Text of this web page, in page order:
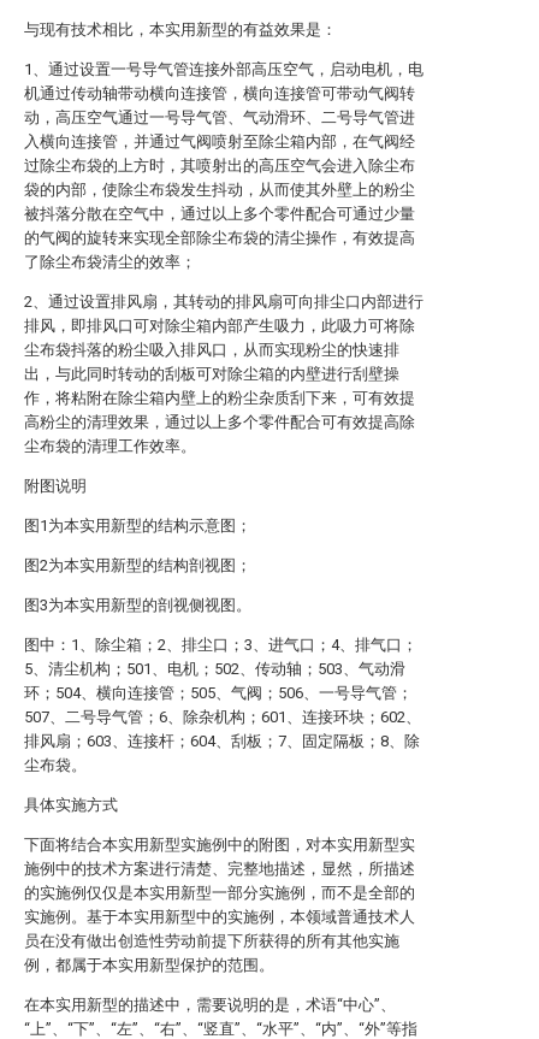
与现有技术相比，本实用新型的有益效果是：
1、通过设置一号导气管连接外部高压空气，启动电机，电
机通过传动轴带动横向连接管，横向连接管可带动气阀转
动，高压空气通过一号导气管、气动滑环、二号导气管进
入横向连接管，并通过气阀喷射至除尘箱内部，在气阀经
过除尘布袋的上方时，其喷射出的高压空气会进入除尘布
袋的内部，使除尘布袋发生抖动，从而使其外壁上的粉尘
被抖落分散在空气中，通过以上多个零件配合可通过少量
的气阀的旋转来实现全部除尘布袋的清尘操作，有效提高
了除尘布袋清尘的效率；
2、通过设置排风扇，其转动的排风扇可向排尘口内部进行
排风，即排风口可对除尘箱内部产生吸力，此吸力可将除
尘布袋抖落的粉尘吸入排风口，从而实现粉尘的快速排
出，与此同时转动的刮板可对除尘箱的内壁进行刮壁操
作，将粘附在除尘箱内壁上的粉尘杂质刮下来，可有效提
高粉尘的清理效果，通过以上多个零件配合可有效提高除
尘布袋的清理工作效率。
附图说明
图1为本实用新型的结构示意图；
图2为本实用新型的结构剖视图；
图3为本实用新型的剖视侧视图。
图中：1、除尘箱；2、排尘口；3、进气口；4、排气口；
5、清尘机构；501、电机；502、传动轴；503、气动滑
环；504、横向连接管；505、气阀；506、一号导气管；
507、二号导气管；6、除杂机构；601、连接环块；602、
排风扇；603、连接杆；604、刮板；7、固定隔板；8、除
尘布袋。
具体实施方式
下面将结合本实用新型实施例中的附图，对本实用新型实
施例中的技术方案进行清楚、完整地描述，显然，所描述
的实施例仅仅是本实用新型一部分实施例，而不是全部的
实施例。基于本实用新型中的实施例，本领域普通技术人
员在没有做出创造性劳动前提下所获得的所有其他实施
例，都属于本实用新型保护的范围。
在本实用新型的描述中，需要说明的是，术语“中心”、
“上”、“下”、“左”、“右”、“竖直”、“水平”、“内”、“外”等指